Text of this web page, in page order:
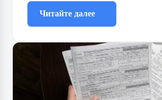
Читайте далее